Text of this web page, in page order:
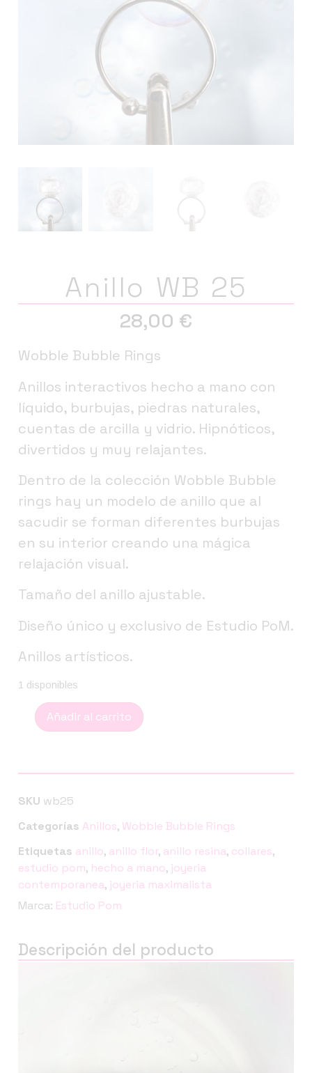
Anillo WB 25
28,00 €
Wobble Bubble Rings
Anillos interactivos hecho a mano con
líquido, burbujas, piedras naturales,
cuentas de arcilla y vidrio. Hipnóticos,
divertidos y muy relajantes.
Dentro de la colección Wobble Bubble
rings hay un modelo de anillo que al
sacudir se forman diferentes burbujas
en su interior creando una mágica
relajación visual.
Tamaño del anillo ajustable.
Diseño único y exclusivo de Estudio PoM.
Anillos artísticos.
1 disponibles
Añadir al carrito
SKU wb25
Categorías Anillos, Wobble Bubble Rings
Etiquetas anillo, anillo flor, anillo resina, collares,
estudio pom, hecho a mano, joyeria
contemporanea, joyeria maximalista
Marca: Estudio Pom
Descripción del producto